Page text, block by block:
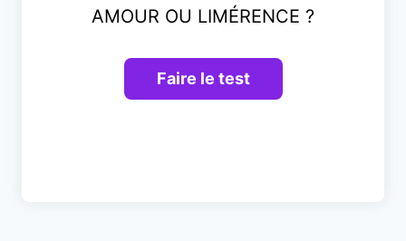
AMOUR OU LIMÉRENCE ?